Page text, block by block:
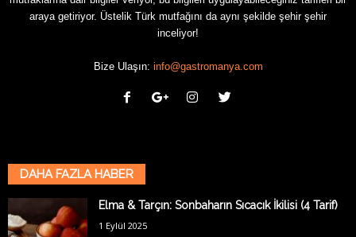
araya getiriyor. Üstelik Türk mutfağını da aynı şekilde şehir şehir
inceliyor!
Bize Ulaşın: info@gastromanya.com
DAHA FAZLA HABER
Elma & Tarçın: Sonbaharın Sıcacık İkilisi (4 Tarif)
1 Eylül 2025